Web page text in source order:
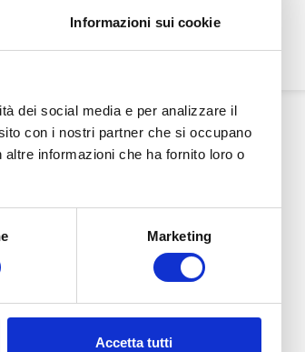
Informazioni sui cookie
dei social media e per analizzare il
con i nostri partner che si occupano
informazioni che ha fornito loro o
Marketing
Accetta tutti